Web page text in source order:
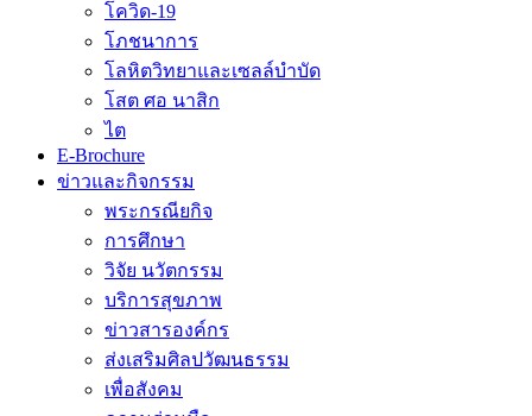
โควิด-19
โภชนาการ
โลหิตวิทยาและเซลล์บำบัด
โสต ศอ นาสิก
ไต
E-Brochure
ข่าวและกิจกรรม
พระกรณียกิจ
การศึกษา
วิจัย นวัตกรรม
บริการสุขภาพ
ข่าวสารองค์กร
ส่งเสริมศิลปวัฒนธรรม
เพื่อสังคม